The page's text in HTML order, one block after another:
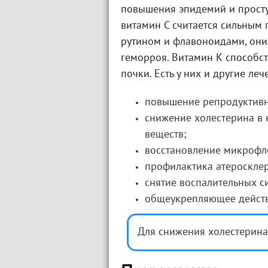
повышения эпидемий и
витамин С считается
рутином и флавоноидами,
геморроя. Витамин К
почки. Есть у них и другие
повышение
снижение холестерина в
веществ;
восстановление
профилактика
снятие воспалительных
общеукрепляющее
Для снижения